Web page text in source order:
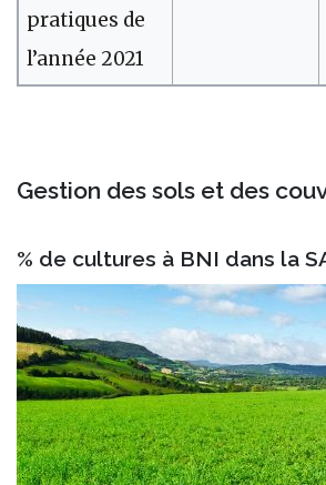
pratiques de
l’année 2021
Gestion des sols et des
% de cultures à BNI dans la